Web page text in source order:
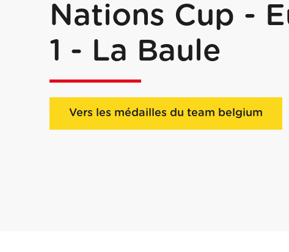
Nations Cup -
1 - La Baule
Vers les médailles du team belgium